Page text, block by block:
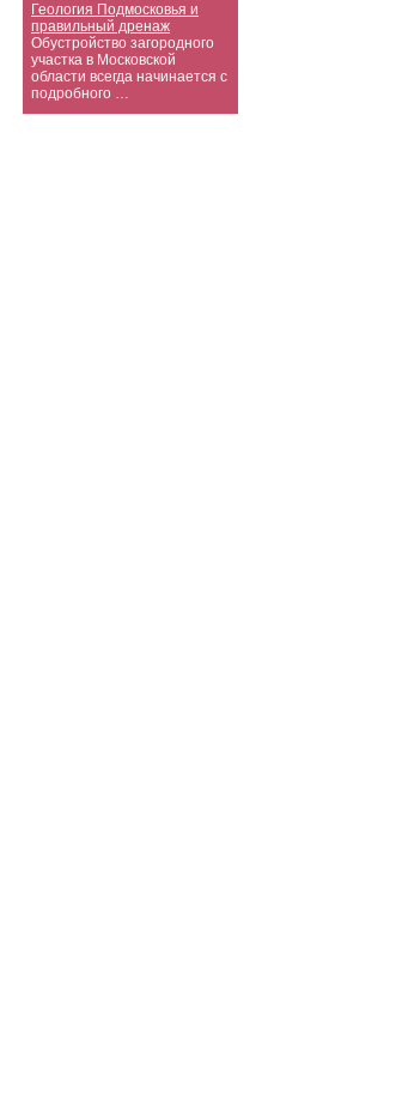
Геология Подмосковья и
правильный дренаж
Обустройство загородного
участка в Московской
области всегда начинается с
подробного …